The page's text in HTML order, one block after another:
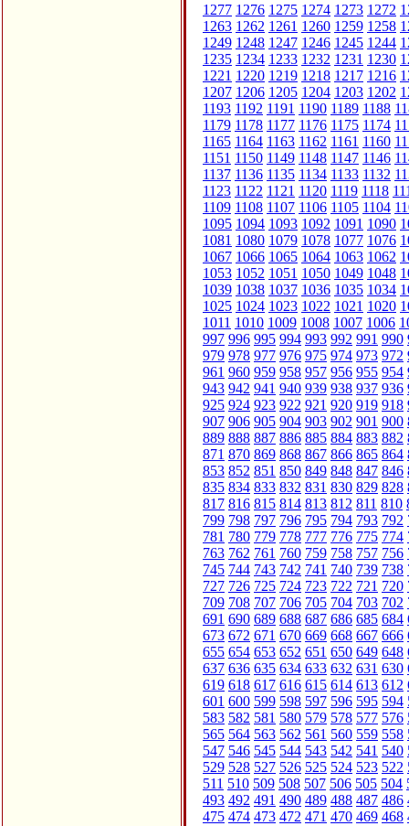
1277 1276 1275 1274 1273 1272
1263 1262 1261 1260 1259 1258
1249 1248 1247 1246 1245 1244
1235 1234 1233 1232 1231 1230
1221 1220 1219 1218 1217 1216
1207 1206 1205 1204 1203 1202
1193 1192 1191 1190 1189 1188
1179 1178 1177 1176 1175 1174
1165 1164 1163 1162 1161 1160
1151 1150 1149 1148 1147 1146
1137 1136 1135 1134 1133 1132
1123 1122 1121 1120 1119 1118
1109 1108 1107 1106 1105 1104
1095 1094 1093 1092 1091 1090
1081 1080 1079 1078 1077 1076
1067 1066 1065 1064 1063 1062
1053 1052 1051 1050 1049 1048
1039 1038 1037 1036 1035 1034
1025 1024 1023 1022 1021 1020
1011 1010 1009 1008 1007 1006
997 996 995 994 993 992 991 990
979 978 977 976 975 974 973 972
961 960 959 958 957 956 955 954
943 942 941 940 939 938 937 936
925 924 923 922 921 920 919 918
907 906 905 904 903 902 901 900
889 888 887 886 885 884 883 882
871 870 869 868 867 866 865 864
853 852 851 850 849 848 847 846
835 834 833 832 831 830 829 828
817 816 815 814 813 812 811 810
799 798 797 796 795 794 793 792
781 780 779 778 777 776 775 774
763 762 761 760 759 758 757 756
745 744 743 742 741 740 739 738
727 726 725 724 723 722 721 720
709 708 707 706 705 704 703 702
691 690 689 688 687 686 685 684
673 672 671 670 669 668 667 666
655 654 653 652 651 650 649 648
637 636 635 634 633 632 631 630
619 618 617 616 615 614 613 612
601 600 599 598 597 596 595 594
583 582 581 580 579 578 577 576
565 564 563 562 561 560 559 558
547 546 545 544 543 542 541 540
529 528 527 526 525 524 523 522
511 510 509 508 507 506 505 504
493 492 491 490 489 488 487 486
475 474 473 472 471 470 469 468